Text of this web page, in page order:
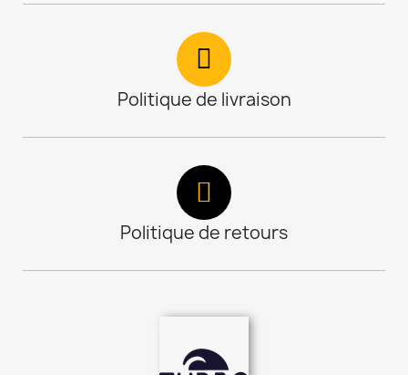
Politique de livraison
Politique de retours